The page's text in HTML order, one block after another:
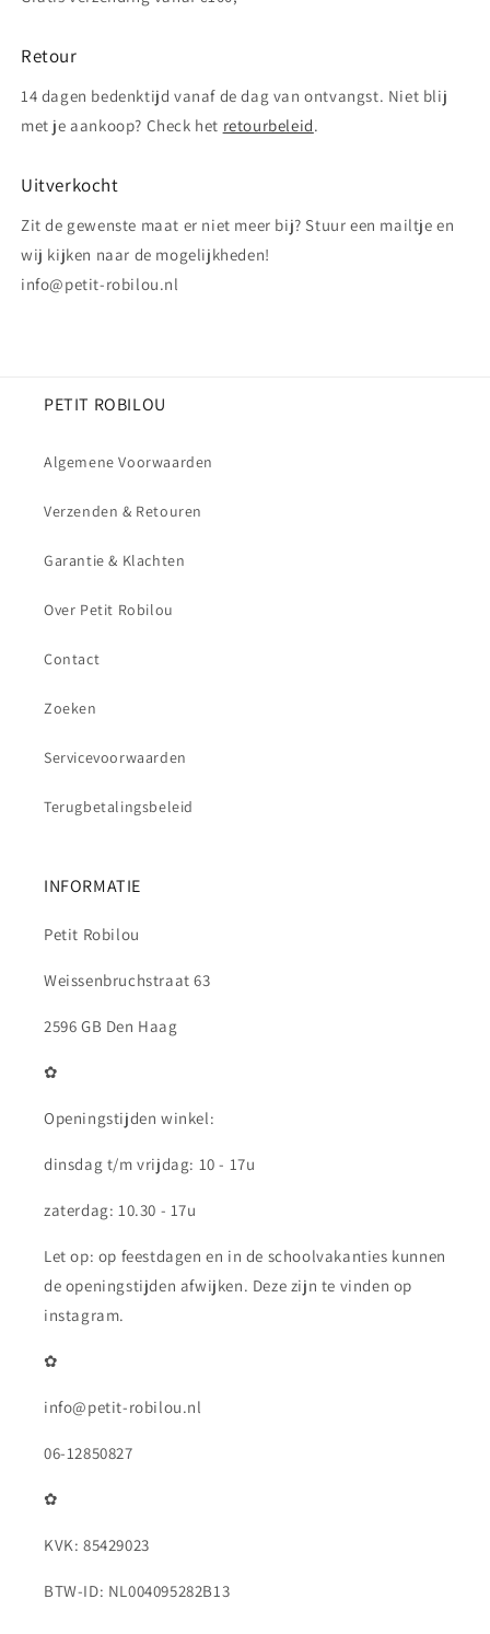
Retour
14 dagen bedenktijd vanaf de dag van ontvangst. Niet blij
met je aankoop? Check het retourbeleid.
Uitverkocht
Zit de gewenste maat er niet meer bij? Stuur een mailtje en
wij kijken naar de mogelijkheden!
info@petit-robilou.nl
PETIT ROBILOU
Algemene Voorwaarden
Verzenden & Retouren
Garantie & Klachten
Over Petit Robilou
Contact
Zoeken
Servicevoorwaarden
Terugbetalingsbeleid
INFORMATIE
Petit Robilou
Weissenbruchstraat 63
2596 GB Den Haag
✿
Openingstijden winkel:
dinsdag t/m vrijdag: 10 - 17u
zaterdag: 10.30 - 17u
Let op: op feestdagen en in de schoolvakanties kunnen
de openingstijden afwijken. Deze zijn te vinden op
instagram.
✿
info@petit-robilou.nl
06-12850827
✿
KVK: 85429023
BTW-ID: NL004095282B13